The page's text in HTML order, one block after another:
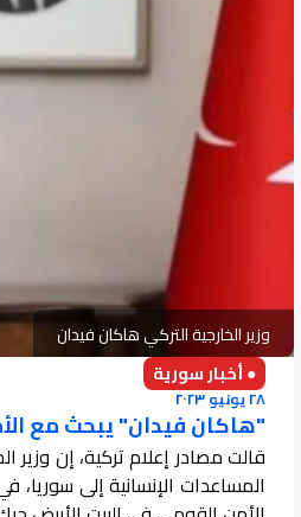
وزير الخارجية التركي هاكان فيدان
● أخبار سورية
٢٨ يونيو ٢٠٢٣
"هاكان فيدان" يبحث مع
قالت مصادر إعلام تركية، إن وزير
المساعدات الإنسانية إلى